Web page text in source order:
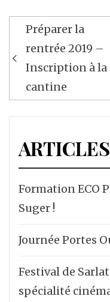
Navigation
de
l’article
Préparer la
rentrée 2019 –
Inscription à la
cantine
Formation ECO
Suger !
Journée Portes
Festival de
spécialité